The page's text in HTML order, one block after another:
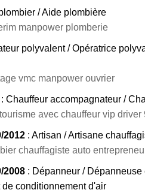
/ Aide plombière
manpower plomberie
polyvalent / Opératrice
vmc manpower ouvrier
: Chauffeur accompagnateur /
avec chauffeur vip
2012 : Artisan / Artisane
chauffagiste auto
2008 : Dépanneur /
de conditionnement d'air